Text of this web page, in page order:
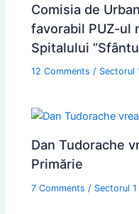
Comisia de
favorabil PUZ-ul
Spitalului
12 Comments / Sectorul
Dan Tudorache
Primărie
7 Comments / Sectorul 1